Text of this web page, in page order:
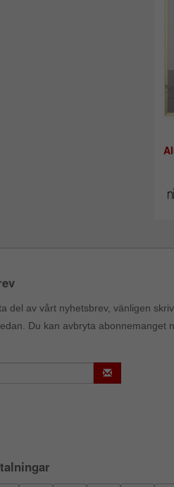
del av vårt nyhetsbrev, vänligen
Du kan avbryta abonnemanget